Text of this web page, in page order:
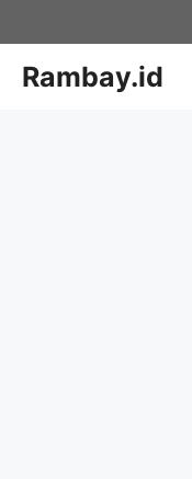
to
content
Rambay.id